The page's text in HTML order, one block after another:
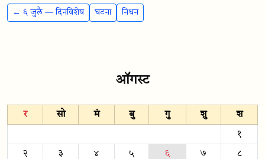
← ६ जुलै — दिनविशेष घटना निधन
ऑगस्ट
र सो मं बु गु शु श
१
२ ३ ४ ५ ६ ७ ८